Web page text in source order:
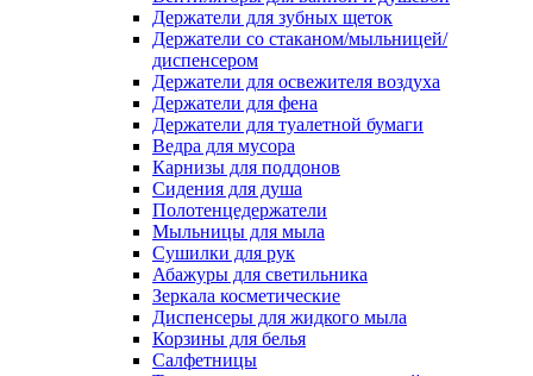
Держатели для зубных щеток
Держатели со стаканом/мыльницей/
диспенсером
Держатели для освежителя воздуха
Держатели для фена
Держатели для туалетной бумаги
Ведра для мусора
Карнизы для поддонов
Сидения для душа
Полотенцедержатели
Мыльницы для мыла
Сушилки для рук
Абажуры для светильника
Зеркала косметические
Диспенсеры для жидкого мыла
Корзины для белья
Салфетницы